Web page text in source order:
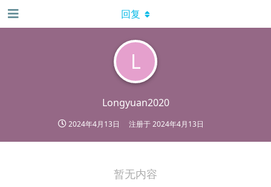
L
Longyuan2020
2024年4月13日 注册于2024年4月13日
回复
暂无内容